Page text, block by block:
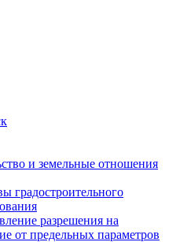
и земельные отношения
градостроительного
разрешения на
от предельных параметров